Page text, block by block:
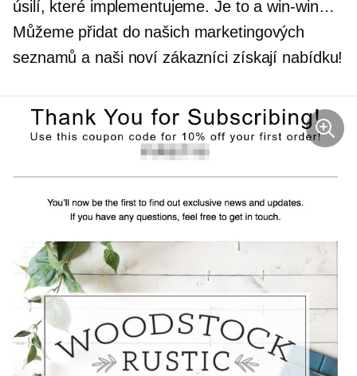
úsilí, které implementujeme. Je to awin-win…
Můžeme přidat do našich marketingových
seznamů a naši noví zákazníci získají nabídku!